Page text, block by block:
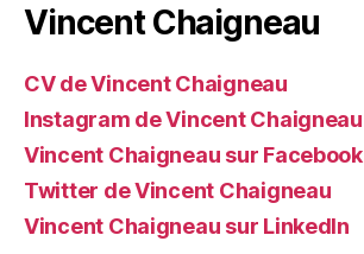
Vincent Chaigneau
CV de Vincent Chaigneau
Instagram de Vincent Chaigneau
Vincent Chaigneau sur Facebook
Twitter de Vincent Chaigneau
Vincent Chaigneau sur LinkedIn